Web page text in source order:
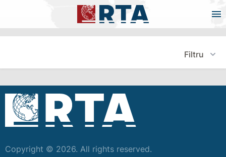
Filtru
Copyright © 2026. All rights reserved.